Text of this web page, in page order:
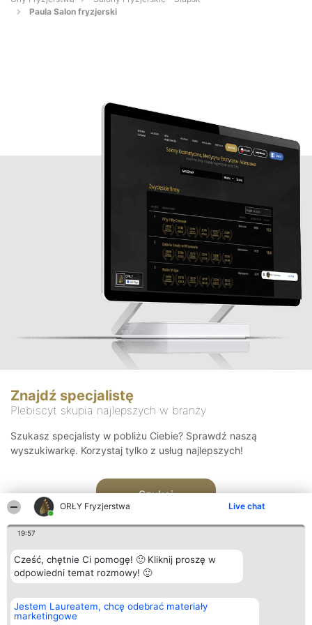
ORŁY Fryzjerstwa Live chat
19:57
Cześć, chętnie Ci pomogę! 🙂 Kliknij proszę w
odpowiedni temat rozmowy! 🙂
Jestem Laureatem, chcę odebrać materiały
marketingowe
Paula Salon fryzjerski
Znajdź specjalistę
Plebiscyt skupia najlepszych w branży
Szukasz specjalisty w pobliżu Ciebie? Sprawdź naszą
wyszukiwarkę. Korzystaj tylko z usług najlepszych!
Szukaj
Organizator plebiscytu
Bright Side Solutions sp. z o.
o. sp. k.
Plebiscyt
Laureaci
Kontakt
Kontakt